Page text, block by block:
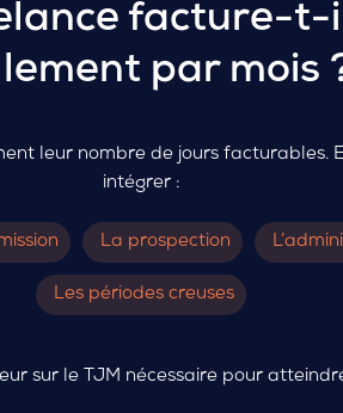
facture-t-
par mois
leur nombre de jours facturables.
intégrer :
La prospection
Les périodes creuses
sur le TJM nécessaire pour